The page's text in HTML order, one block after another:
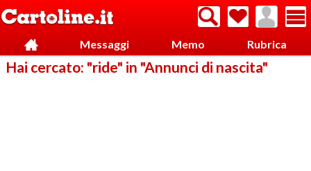
Messaggi Memo Rubrica
Hai cercato: "ride" in "Annunci di nascita"